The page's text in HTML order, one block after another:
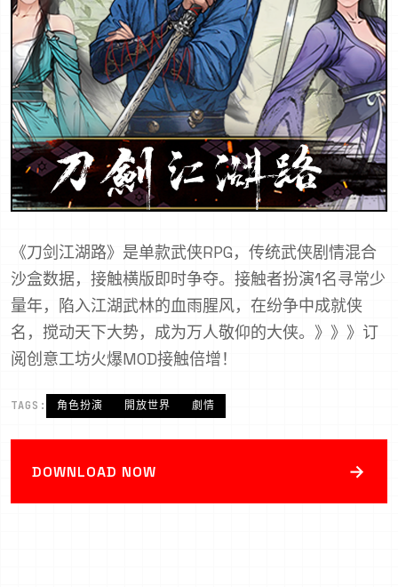
《刀剑江湖路》是单款武侠RPG，传统武侠剧情混合
沙盒数据，接触横版即时争夺。接触者扮演1名寻常少
量年，陷入江湖武林的血雨腥风，在纷争中成就侠
名，搅动天下大势，成为万人敬仰的大侠。》》》订
阅创意工坊火爆MOD接触倍增！
TAGS: 角色扮演 開放世界 劇情
DOWNLOAD NOW →